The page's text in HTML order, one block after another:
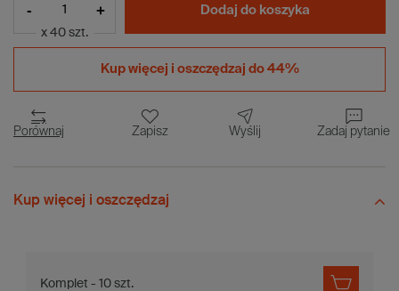
- +
x 40 szt.
Dodaj do koszyka
Kup więcej i oszczędzaj do 44%
Porównaj Zapisz Wyślij Zadaj pytanie
Kup więcej i oszczędzaj
Komplet - 10 szt.